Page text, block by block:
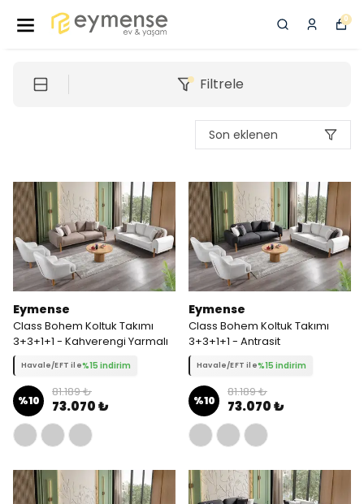
0
Filtrele
Son eklenen
Eymense
Class Bohem Koltuk Takımı
3+3+1+1 - Kahverengi Yarmalı
Havale/EFT ile%15 indirim
%10
81.189 ₺
73.070 ₺
Eymense
Class Bohem Koltuk Takımı
3+3+1+1 - Antrasit
Havale/EFT ile%15 indirim
%10
81.189 ₺
73.070 ₺